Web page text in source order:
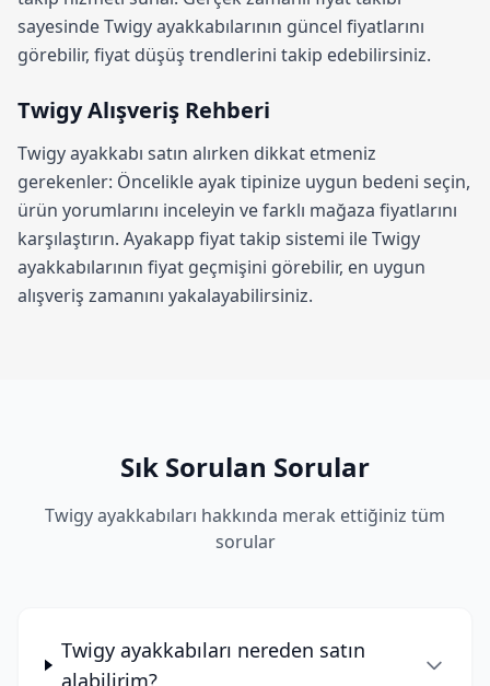
sayesinde Twigy ayakkabılarının güncel fiyatlarını
görebilir, fiyat düşüş trendlerini takip edebilirsiniz.
Twigy Alışveriş Rehberi
Twigy ayakkabı satın alırken dikkat etmeniz
gerekenler: Öncelikle ayak tipinize uygun bedeni seçin,
ürün yorumlarını inceleyin ve farklı mağaza fiyatlarını
karşılaştırın. Ayakapp fiyat takip sistemi ile Twigy
ayakkabılarının fiyat geçmişini görebilir, en uygun
alışveriş zamanını yakalayabilirsiniz.
Sık Sorulan Sorular
Twigy ayakkabıları hakkında merak ettiğiniz tüm
sorular
Twigy ayakkabıları nereden satın
alabilirim?